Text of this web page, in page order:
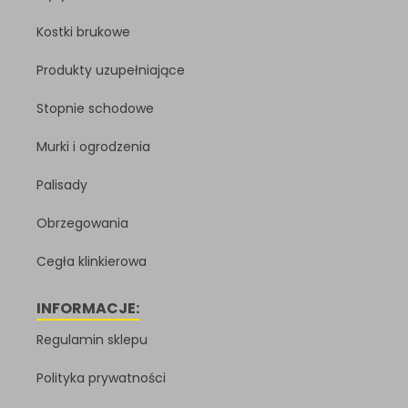
Kostki brukowe
Produkty uzupełniające
Stopnie schodowe
Murki i ogrodzenia
Palisady
Obrzegowania
Cegła klinkierowa
INFORMACJE:
Regulamin sklepu
Polityka prywatności